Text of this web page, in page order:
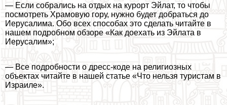
— Если собрались на отдых на курорт Эйлат, то чтобы
посмотреть Храмовую гору, нужно будет добраться до
Иерусалима. Обо всех способах это сделать читайте в
нашем подробном обзоре «Как доехать из Эйлата в
Иерусалим»;
— Все подробности о дресс-коде на религиозных
объектах читайте в нашей статье «Что нельзя туристам в
Израиле».